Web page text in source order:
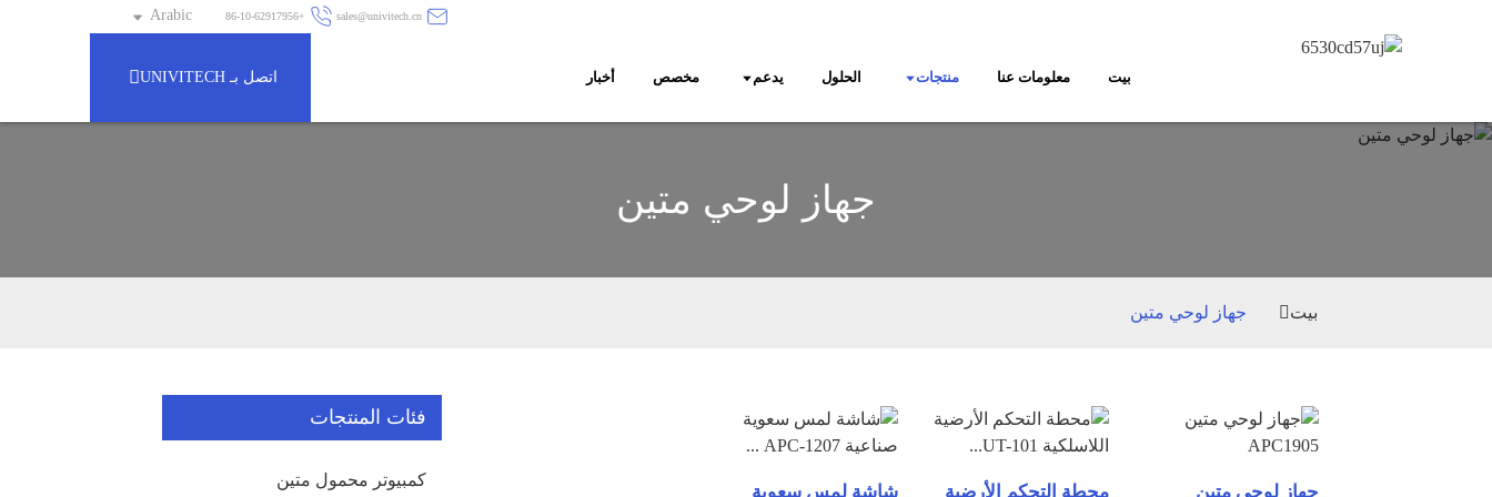
sales@univitech.cn
+86-10-62917956
Arabic
بيت معلومات عنا منتجات الحلول يدعم مخصص أخبار اتصل بـ UNIVITECH
جهاز لوحي متين
بيت جهاز لوحي متين
فئات المنتجات
كمبيوتر محمول متين
جهاز لوحي متين محطة التحكم الأرضية شاشة لمس سعوية